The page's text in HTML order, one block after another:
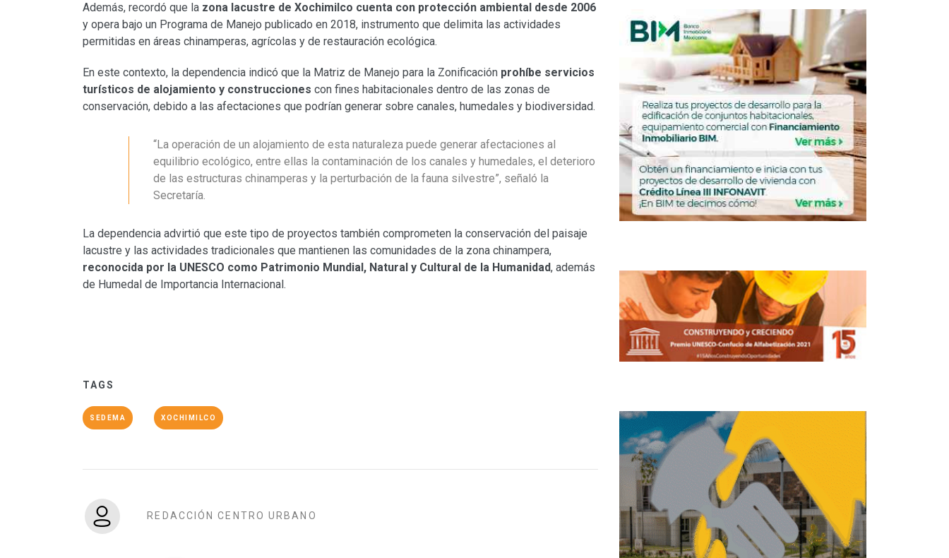
Además, recordó que la zona lacustre de Xochimilco cuenta con protección ambiental desde 2006
y opera bajo un Programa de Manejo publicado en 2018, instrumento que delimita las actividades
permitidas en áreas chinamperas, agrícolas y de restauración ecológica.
En este contexto, la dependencia indicó que la Matriz de Manejo para la Zonificación prohíbe servicios
turísticos de alojamiento y construcciones con fines habitacionales dentro de las zonas de
conservación, debido a las afectaciones que podrían generar sobre canales, humedales y biodiversidad.
“La operación de un alojamiento de esta naturaleza puede generar afectaciones al
equilibrio ecológico, entre ellas la contaminación de los canales y humedales, el deterioro
de las estructuras chinamperas y la perturbación de la fauna silvestre”, señaló la
Secretaría.
La dependencia advirtió que este tipo de proyectos también comprometen la conservación del paisaje
lacustre y las actividades tradicionales que mantienen las comunidades de la zona chinampera,
reconocida por la UNESCO como Patrimonio Mundial, Natural y Cultural de la Humanidad, además
de Humedal de Importancia Internacional.
TAGS
SEDEMA XOCHIMILCO
REDACCIÓN CENTRO URBANO